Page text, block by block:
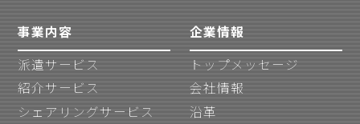
事業内容
派遣サービス
紹介サービス
シェアリングサービス
企業情報
トップメッセージ
会社情報
沿革